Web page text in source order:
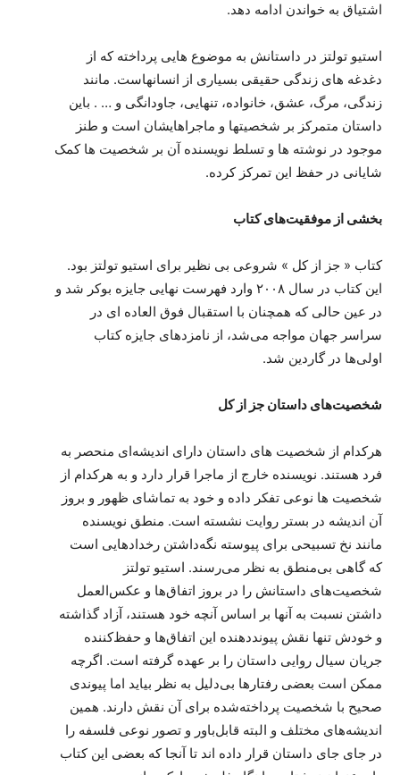
اشتیاق به خواندن ادامه دهد.
استیو تولتز در داستانش به موضوع هایی پرداخته که از
دغدغه های زندگی حقیقی بسیاری از انسانهاست. مانند
زندگی، مرگ، عشق، خانواده، تنهایی، جاودانگی و … . باین
داستان متمرکز بر شخصیتها و ماجراهایشان است و طنز
موجود در نوشته ها و تسلط نویسنده آن بر شخصیت ها کمک
شایانی در حفظ این تمرکز کرده.
بخشی از موفقیتهای کتاب
کتاب « جز از کل » شروعی بی نظیر برای استیو تولتز بود.
این کتاب در سال ۲۰۰۸ وارد فهرست نهایی جایزه بوکر شد و
در عین‌ حالی که همچنان با استقبال فوق العاده ای در
سراسر جهان مواجه می‌شد، از نامزدهای جایزه کتاب
اولی‌ها در گاردین شد.
شخصیتهای داستان جز از کل
هرکدام از شخصیت های داستان دارای اندیشه‌ای منحصر به
فرد هستند. نویسنده خارج از ماجرا قرار دارد و به هرکدام از
شخصیت ها نوعی تفکر داده و خود به تماشای ظهور و بروز
آن اندیشه در بستر روایت نشسته است. منطق نویسنده
مانند نخ تسبیحی برای پیوسته نگه‌داشتن رخدادهایی است
که گاهی بی‌منطق به نظر می‌رسند. استیو تولتز
شخصیت‌های داستانش را در بروز اتفاق‌ها و عکس‌العمل
داشتن نسبت به آنها بر اساس آنچه خود هستند، آزاد گذاشته
و خودش تنها نقش پیونددهنده این اتفاق‌ها و حفظ‌کننده
جریان سیال روایی داستان را بر عهده گرفته است. اگرچه
ممکن است بعضی رفتارها بی‌دلیل به نظر بیاید اما پیوندی
صحیح با شخصیت پرداخته‌شده برای آن نقش دارند. همین
اندیشه‌های مختلف و البته قابل‌باور و تصور نوعی فلسفه را
در جای‌ جای داستان قرار داده اند تا آنجا که بعضی این کتاب